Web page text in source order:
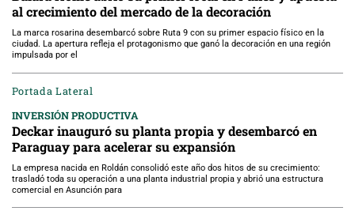
al crecimiento del mercado de la decoración
La marca rosarina desembarcó sobre Ruta 9 con su primer espacio físico en la
ciudad. La apertura refleja el protagonismo que ganó la decoración en una región
impulsada por el
Portada Lateral
INVERSIÓN PRODUCTIVA
Deckar inauguró su planta propia y desembarcó en
Paraguay para acelerar su expansión
La empresa nacida en Roldán consolidó este año dos hitos de su crecimiento:
trasladó toda su operación a una planta industrial propia y abrió una estructura
comercial en Asunción para